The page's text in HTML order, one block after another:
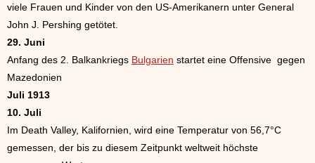
viele Frauen und Kinder von den US-Amerikanern unter General
John J. Pershing getötet.
29. Juni
Anfang des 2. Balkankriegs Bulgarien startet eine Offensive gegen
Mazedonien
Juli 1913
10. Juli
Im Death Valley, Kalifornien, wird eine Temperatur von 56,7°C
gemessen, der bis zu diesem Zeitpunkt weltweit höchste